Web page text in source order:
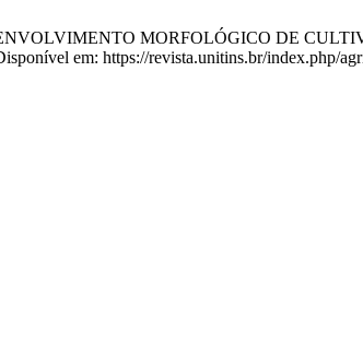
MORFOLÓGICO DE
em: https://revista.unitins.br/index.php/